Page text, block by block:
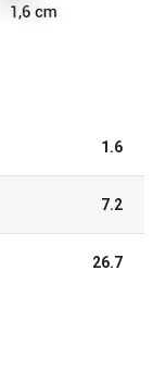
1.6
7.2
26.7